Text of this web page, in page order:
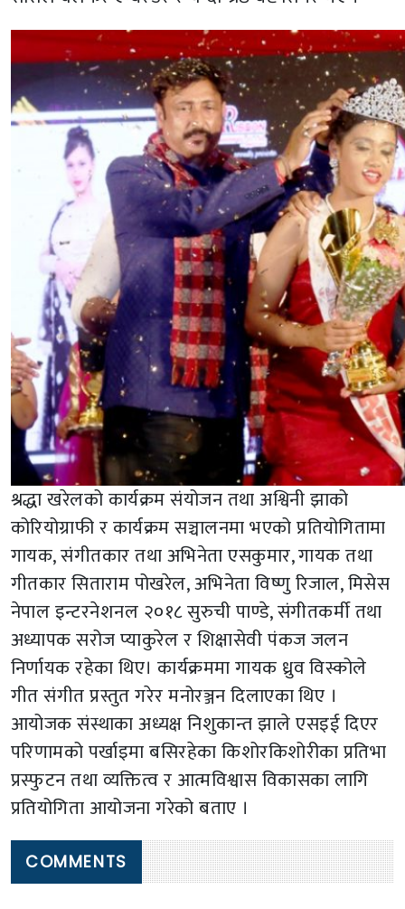
श्रद्धा खरेलको कार्यक्रम संयोजन तथा अश्विनी झाको
कोरियोग्राफी र कार्यक्रम सञ्चालनमा भएको प्रतियोगितामा
गायक, संगीतकार तथा अभिनेता एसकुमार, गायक तथा
गीतकार सिताराम पोखरेल, अभिनेता विष्णु रिजाल, मिसेस
नेपाल इन्टरनेशनल २०१८ सुरुची पाण्डे, संगीतकर्मी तथा
अध्यापक सरोज प्याकुरेल र शिक्षासेवी पंकज जलन
निर्णायक रहेका थिए। कार्यक्रममा गायक ध्रुव विस्कोले
गीत संगीत प्रस्तुत गरेर मनोरञ्जन दिलाएका थिए ।
आयोजक संस्थाका अध्यक्ष निशुकान्त झाले एसइई दिएर
परिणामको पर्खाइमा बसिरहेका किशोरकिशोरीका प्रतिभा
प्रस्फुटन तथा व्यक्तित्व र आत्मविश्वास विकासका लागि
प्रतियोगिता आयोजना गरेको बताए ।
COMMENTS